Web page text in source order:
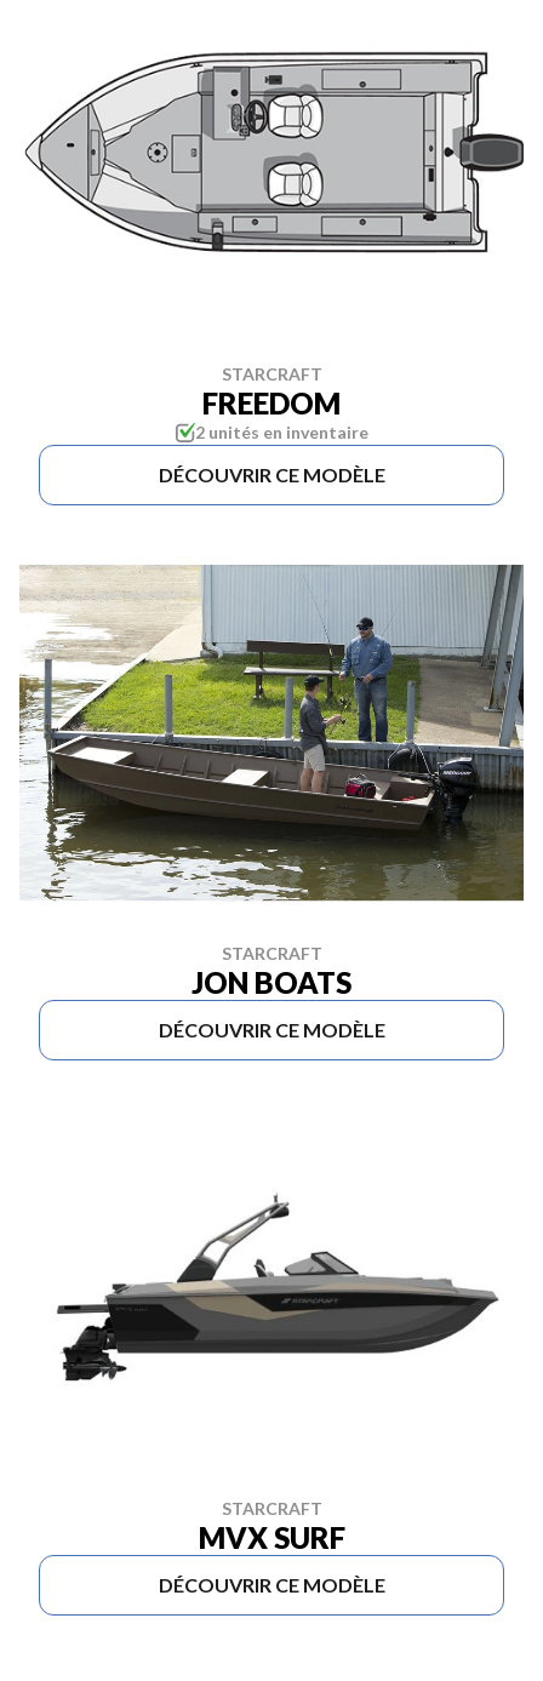
STARCRAFT
FREEDOM
2 unités en inventaire
DÉCOUVRIR CE MODÈLE
STARCRAFT
JON BOATS
DÉCOUVRIR CE MODÈLE
STARCRAFT
MVX SURF
DÉCOUVRIR CE MODÈLE